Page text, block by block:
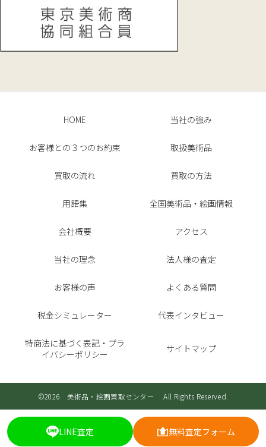
HOME 当社の強み
お客様との３つのお約束 取扱美術品
買取の流れ 買取の方法
用語集 全国美術品・絵画情報
会社概要 アクセス
当社の理念 法人様の査定
お客様の声 よくある質問
税金シミュレーター 代表インタビュー
特商法に基づく表記・プラ
イバシーポリシー
サイトマップ
©2026 美術品・絵画買取センター All Rights Reserved.
LINE査定 無料査定フォーム